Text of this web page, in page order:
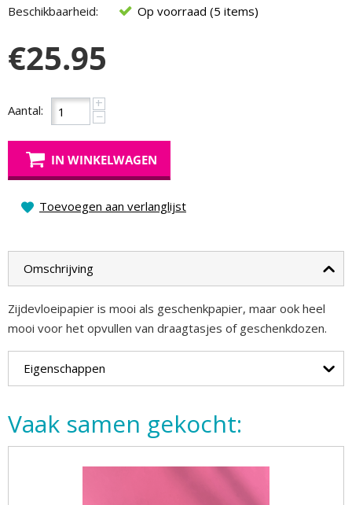
Beschikbaarheid:
Op voorraad (5 items)
€25.95
Aantal: +
−
IN WINKELWAGEN
Toevoegen aan verlanglijst
Omschrijving
Zijdevloeipapier is mooi als geschenkpapier, maar ook heel
mooi voor het opvullen van draagtasjes of geschenkdozen.
Eigenschappen
Vaak samen gekocht: